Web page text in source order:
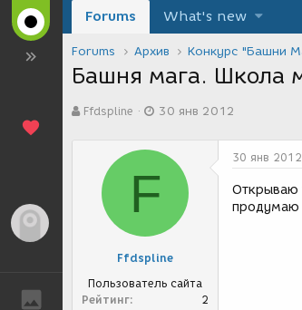
ГАЛЕРЕЯ
Forums What's new
Forums Архив Конкурс "Башни
Башня мага. Школа
вFfdspline
а
а
о
з
а
и
я
30 янв 2012
F
Ffdspline
Пользователь сайта
Рейтинг
2
30 янв 2012
Открываю
продумаю